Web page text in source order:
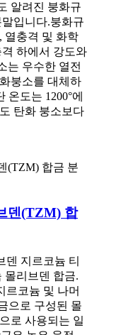
알려진 붕화규
입니다.붕화규
열충격 및 화학
하에서 강도와
는 우수한 열전
붕소를 대체하
온도는 1200°에
탄화 붕소보다
덴(TZM) 합
덴 지르코늄 티
몰리브덴 합금.
르코늄 및 나머
으로 구성된 몰
로 사용되는 일